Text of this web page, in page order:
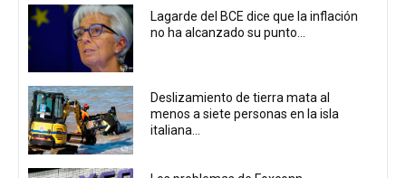
Lagarde del BCE dice que la inflación
no ha alcanzado su punto...
Deslizamiento de tierra mata al
menos a siete personas en la isla
italiana...